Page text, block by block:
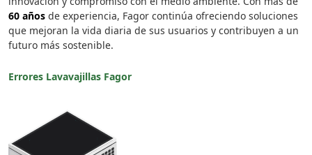
60 años de experiencia, Fagor continúa ofreciendo soluciones
que mejoran la vida diaria de sus usuarios y contribuyen a un
futuro más sostenible.
Errores Lavavajillas Fagor